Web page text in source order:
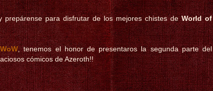
prepárense para disfrutar de los mejores chistes deWorld of
, tenemos el honor de presentaros la segunda parte del
cómicos de Azeroth!!